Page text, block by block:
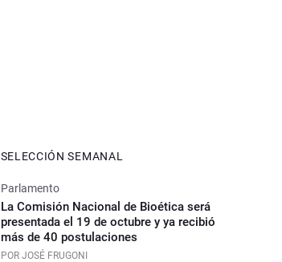
SELECCIÓN SEMANAL
Parlamento
La Comisión Nacional de Bioética será
presentada el 19 de octubre y ya recibió
más de 40 postulaciones
POR JOSÉ FRUGONI